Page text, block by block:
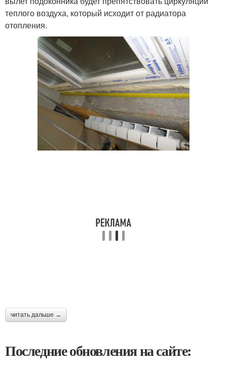
теплого воздуха, который исходит от радиатора
отопления.
читать дальше →
Последние обновления на сайте: